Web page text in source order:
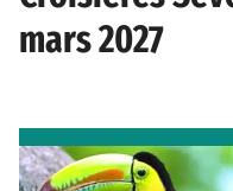
mars 2027